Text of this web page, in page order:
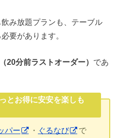
み放題プランも、テーブル
要があります。
20分前ラストオーダー） であ
とお得に安安を楽しも
パー ・ ぐるなび
で